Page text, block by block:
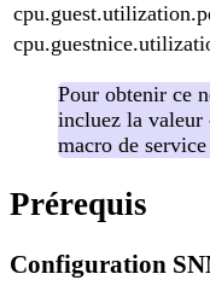
Pour obtenir ce
incluez la valeur
macro de service
Prérequis
Configuration